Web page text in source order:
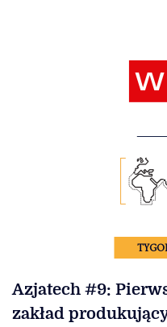
Azjatech #9:
zakład